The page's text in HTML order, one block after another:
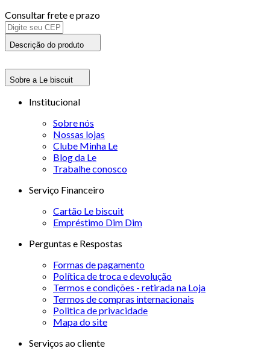
Consultar frete e prazo
Descrição do produto
Sobre a Le biscuit
Institucional
Sobre nós
Nossas lojas
Clube Minha Le
Blog da Le
Trabalhe conosco
Serviço Financeiro
Cartão Le biscuit
Empréstimo Dim Dim
Perguntas e Respostas
Formas de pagamento
Política de troca e devolução
Termos e condições - retirada na Loja
Termos de compras internacionais
Politica de privacidade
Mapa do site
Serviços ao cliente